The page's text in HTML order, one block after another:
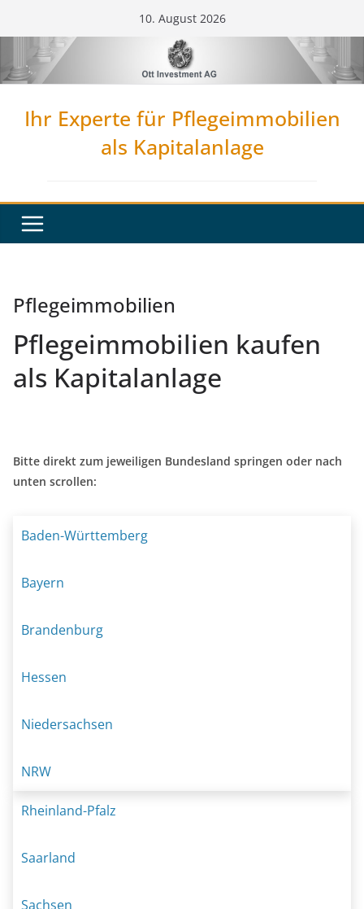
Inhalt
springen
10. August 2026
Ihr Experte für Pflegeimmobilien
als Kapitalanlage
Pflegeimmobilien
Pflegeimmobilien kaufen
als Kapitalanlage
Bitte direkt zum jeweiligen Bundesland springen oder nach
unten scrollen:
Baden-Württemberg
Bayern
Brandenburg
Hessen
Niedersachsen
NRW
Rheinland-Pfalz
Saarland
Sachsen